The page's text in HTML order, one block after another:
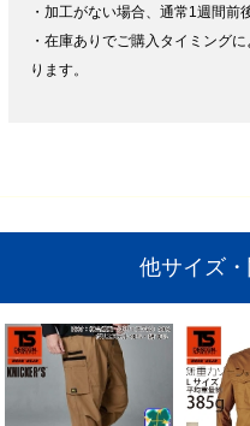
・加工がない場合、通常1週間前
・在庫ありでご購入タイミング
ります。
他サイズ